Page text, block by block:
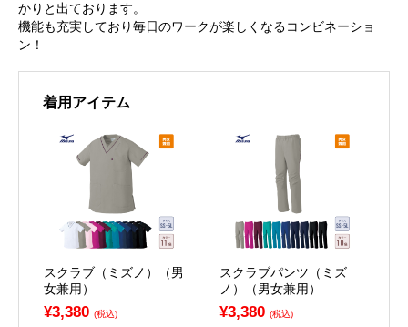
かりと出ております。
機能も充実しており毎日のワークが楽しくなるコンビネーショ
ン！
着用アイテム
スクラブ（ミズノ）（男
女兼用）
¥3,380 (税込)
スクラブパンツ（ミズ
ノ）（男女兼用）
¥3,380 (税込)